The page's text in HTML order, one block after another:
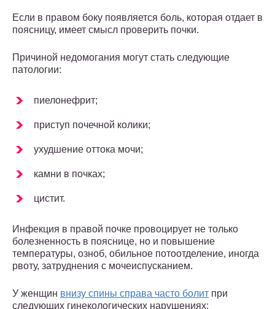
Если в правом боку появляется боль, которая отдает в
поясницу, имеет смысл проверить почки.
Причиной недомогания могут стать следующие
патологии:
пиелонефрит;
приступ почечной колики;
ухудшение оттока мочи;
камни в почках;
цистит.
Инфекция в правой почке провоцирует не только
болезненность в пояснице, но и повышение
температуры, озноб, обильное потоотделение, иногда
рвоту, затруднения с мочеиспусканием.
У женщин внизу спины справа часто болит при
следующих гинекологических нарушениях: